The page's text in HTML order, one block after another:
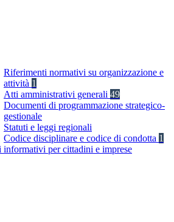
Riferimenti normativi su organizzazione e
attività 1
Atti amministrativi generali 49
Documenti di programmazione strategico-
gestionale
Statuti e leggi regionali
Codice disciplinare e codice di condotta 1
informativi per cittadini e imprese